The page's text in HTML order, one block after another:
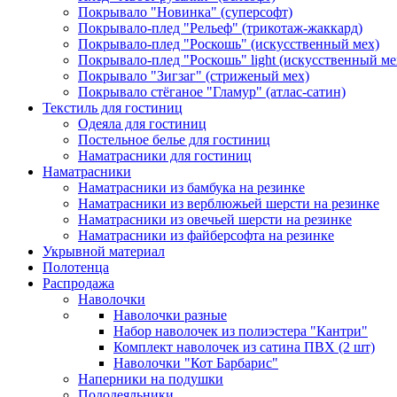
Покрывало "Новинка" (суперсофт)
Покрывало-плед "Рельеф" (трикотаж-жаккард)
Покрывало-плед "Роскошь" (искусственный мех)
Покрывало-плед "Роскошь" light (искусственный
Покрывало "Зигзаг" (стриженый мех)
Покрывало стёганое "Гламур" (атлас-сатин)
Текстиль для гостиниц
Одеяла для гостиниц
Постельное белье для гостиниц
Наматрасники для гостиниц
Наматрасники
Наматрасники из бамбука на резинке
Наматрасники из верблюжьей шерсти на резинке
Наматрасники из овечьей шерсти на резинке
Наматрасники из файберсофта на резинке
Укрывной материал
Полотенца
Распродажа
Наволочки
Наволочки разные
Набор наволочек из полиэстера "Кантри"
Комплект наволочек из сатина ПВХ (2 шт)
Наволочки "Кот Барбарис"
Наперники на подушки